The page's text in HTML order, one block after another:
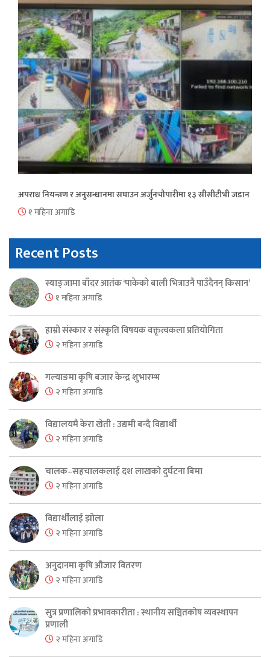
अपराध नियन्त्रण र अनुसन्धानमा सघाउन अर्जुनचौपारीमा १३ सीसीटीभी जडान
१ महिना अगाडि
Recent Posts
स्याङ्जामा बाँदर आतंक ‘पाकेको बाली भित्राउनै पाउँदैनन् किसान’
१ महिना अगाडि
हाम्रो संस्कार र संस्कृति विषयक वक्तृत्वकला प्रतियोगिता
२ महिना अगाडि
गल्याङमा कृषि बजार केन्द्र शुभारम्भ
२ महिना अगाडि
विद्यालयमै केरा खेती : उद्यमी बन्दै विद्यार्थी
२ महिना अगाडि
चालक–सहचालकलाई दश लाखको दुर्घटना बिमा
२ महिना अगाडि
विद्यार्थीलाई झोला
२ महिना अगाडि
अनुदानमा कृषि औजार वितरण
२ महिना अगाडि
सुत्र प्रणालिको प्रभावकारीता : स्थानीय सञ्चितकोष व्यवस्थापन
प्रणाली
२ महिना अगाडि